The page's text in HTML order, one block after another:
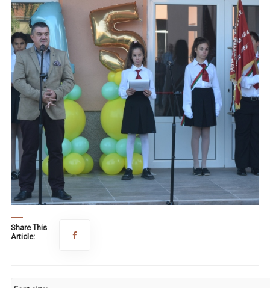
Share This
Article: